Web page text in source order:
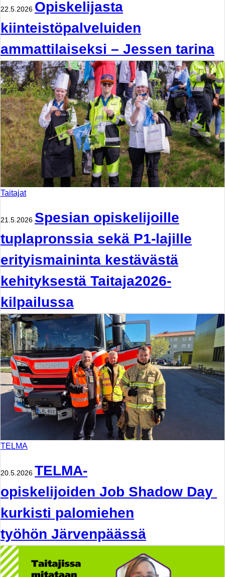
22.5.2026 Opiskelijasta
kiinteistöpalveluiden
ammattilaiseksi – Jessen tarina
Taitajat
21.5.2026 Spesian opiskelijoille
tuplapronssia sekä P1-lajille
erityismaininta kestävästä
kehityksestä Taitaja2026-
kilpailussa
TELMA
20.5.2026 TELMA-
opiskelijoiden Job Shadow Day
kurkisti palomiehen
työhön Järvenpäässä